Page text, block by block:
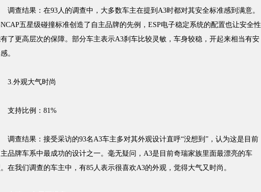
查结果：在93人的调查中，大多数车主在提到A3时都对其安全标准感到满意。
五星级碰撞标准创造了自主品牌的先例，ESP电子稳定系统的配置也让安全性
了更高层次的保障。部分车主表示A3刹车比较灵敏，车身较稳，开起来相当有安
。
外观大气时尚
持比例：81%
查结果：接受采访的93名A3车主多对其外观设计直呼“没想到”，认为这是目前
主品牌车系中最成功的设计之一。毫无疑问，A3是目前奇瑞家族里面最漂亮的车
在我们调查的车主中，有85人表示很喜欢A3的外观，觉得大气又时尚。